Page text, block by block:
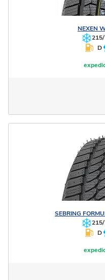
NEXEN
D
SEBRING
D